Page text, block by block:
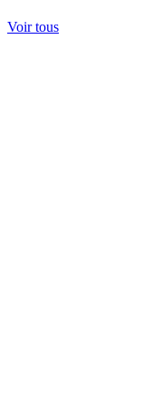
Voir tous